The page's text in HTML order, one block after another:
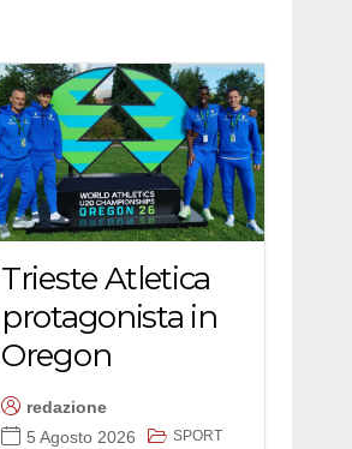
Trieste Atletica
protagonista in
Oregon
redazione
5 Agosto 2026
SPORT